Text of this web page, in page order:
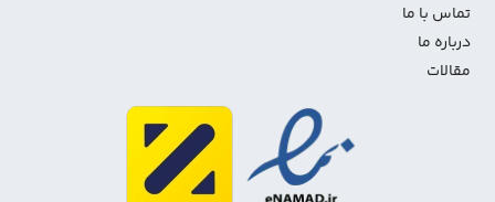
تماس با ما
درباره ما
مقالات